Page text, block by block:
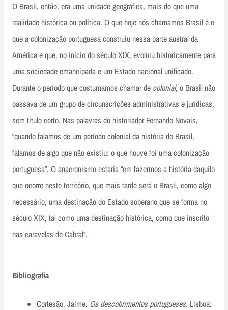
O Brasil, então, era uma unidade geográfica, mais do que uma
realidade histórica ou política. O que hoje nós chamamos Brasil é o
que a colonização portuguesa construiu nessa parte austral da
América e que, no início do século XIX, evoluiu historicamente para
uma sociedade emancipada e um Estado nacional unificado.
Durante o período que costumamos chamar de colonial, o Brasil não
passava de um grupo de circunscrições administrativas e jurídicas,
sem título certo. Nas palavras do historiador Fernando Novais,
“quando falamos de um período colonial da história do Brasil,
falamos de algo que não existiu: o que houve foi uma colonização
portuguesa”. O anacronismo estaria “em fazermos a história daquilo
que ocorre neste território, que mais tarde será o Brasil, como algo
necessário, uma destinação do Estado soberano que se forma no
século XIX, tal como uma destinação histórica, como que inscrito
nas caravelas de Cabral”.
Bibliografia
Cortesão, Jaime. Os descobrimentos portugueses. Lisboa: